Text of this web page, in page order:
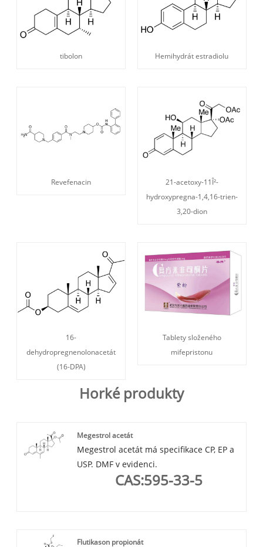
tibolon Hemihydrát estradiolu
Revefenacin
21-acetoxy-11Î²-
hydroxypregna-1,4,16-trien-
3,20-dion
16-
dehydropregnenolonacetát
(16-DPA)
Tablety složeného
mifepristonu
Horké produkty
Megestrol acetát
Megestrol acetát má specifikace CP, EP a
USP. DMF v evidenci.
CAS:595-33-5
Flutikason propionát